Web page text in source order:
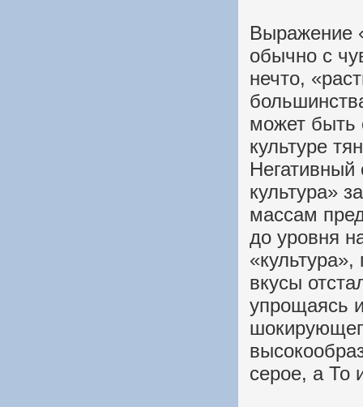
Выражение
обычно с
нечто,
может быть
культуре
культура»
массам
до уровня
вкусы
упрощаясь
серое, а То